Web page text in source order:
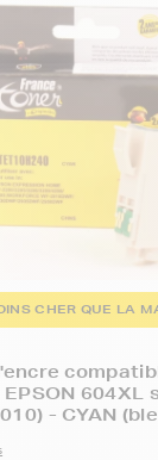
CHER QUE LA
604XL
- CYAN